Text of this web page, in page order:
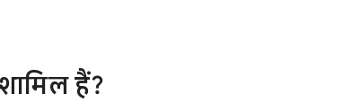
हैं?